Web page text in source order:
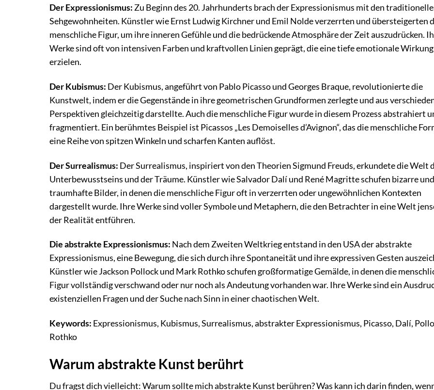
Der Expressionismus: Zu Beginn des 20. Jahrhunderts brach der Expressionismus mit den
Sehgewohnheiten. Künstler wie Ernst Ludwig Kirchner und Emil Nolde verzerrten und übersteigerten
menschliche Figur, um ihre inneren Gefühle und die bedrückende Atmosphäre der Zeit auszudrücken.
Werke sind oft von intensiven Farben und kraftvollen Linien geprägt, die eine tiefe emotionale Wirkung
erzielen.
Der Kubismus: Der Kubismus, angeführt von Pablo Picasso und Georges Braque, revolutionierte die
Kunstwelt, indem er die Gegenstände in ihre geometrischen Grundformen zerlegte und aus
Perspektiven gleichzeitig darstellte. Auch die menschliche Figur wurde in diesem Prozess abstrahiert
fragmentiert. Ein berühmtes Beispiel ist Picassos „Les Demoiselles d’Avignon“, das die menschliche
eine Reihe von spitzen Winkeln und scharfen Kanten auflöst.
Der Surrealismus: Der Surrealismus, inspiriert von den Theorien Sigmund Freuds, erkundete die Welt
Unterbewusstseins und der Träume. Künstler wie Salvador Dalí und René Magritte schufen bizarre und
traumhafte Bilder, in denen die menschliche Figur oft in verzerrten oder ungewöhnlichen Kontexten
dargestellt wurde. Ihre Werke sind voller Symbole und Metaphern, die den Betrachter in eine Welt
der Realität entführen.
Die abstrakte Expressionismus: Nach dem Zweiten Weltkrieg entstand in den USA der abstrakte
Expressionismus, eine Bewegung, die sich durch ihre Spontaneität und ihre expressiven Gesten
Künstler wie Jackson Pollock und Mark Rothko schufen großformatige Gemälde, in denen die
Figur vollständig verschwand oder nur noch als Andeutung vorhanden war. Ihre Werke sind ein
existenziellen Fragen und der Suche nach Sinn in einer chaotischen Welt.
Keywords: Expressionismus, Kubismus, Surrealismus, abstrakter Expressionismus, Picasso, Dalí,
Rothko
Warum abstrakte Kunst berührt
Du fragst dich vielleicht: Warum sollte mich abstrakte Kunst berühren? Was kann ich darin finden,